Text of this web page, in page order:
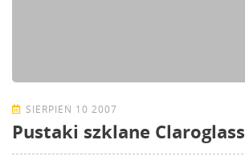
SIERPIEŃ 10 2007
Pustaki szklane Claroglass